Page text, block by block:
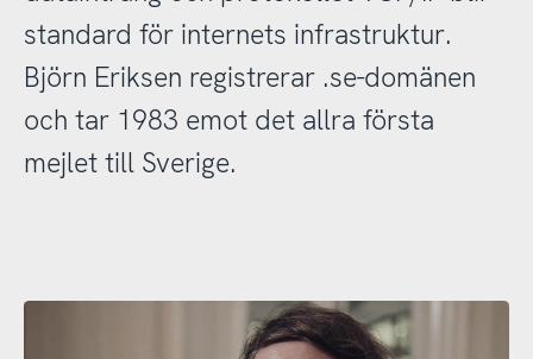
standard för internets infrastruktur.
Björn Eriksen registrerar .se-domänen
och tar 1983 emot det allra första
mejlet till Sverige.